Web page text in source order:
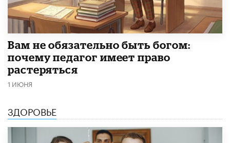
​Вам не обязательно быть богом:
почему педагог имеет право
растеряться
1 ИЮНЯ
ЗДОРОВЬЕ